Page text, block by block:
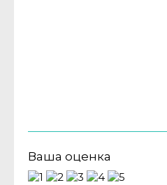
Ваша оценка